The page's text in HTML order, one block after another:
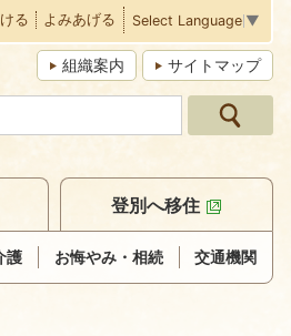
る よみあげる Select Language ▼
組織案内 サイトマップ
護 お悔やみ・相続 交通機関
登別へ移住